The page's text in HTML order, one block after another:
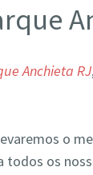
Anchieta RJ
o
os